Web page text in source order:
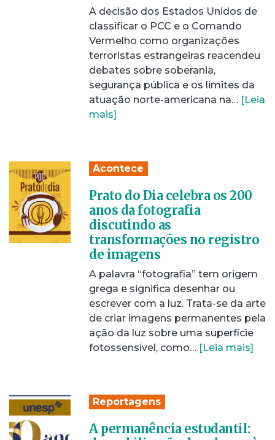
A decisão dos Estados Unidos de
classificar o PCC e o Comando
Vermelho como organizações
terroristas estrangeiras reacendeu
debates sobre soberania,
segurança pública e os limites da
atuação norte-americana na… [Leia
mais]
Acontece
Prato do Dia celebra os 200
anos da fotografia
discutindo as
transformações no registro
de imagens
A palavra “fotografia” tem origem
grega e significa desenhar ou
escrever com a luz. Trata-se da arte
de criar imagens permanentes pela
ação da luz sobre uma superfície
fotossensível, como… [Leia mais]
Reportagens
A permanência estudantil: